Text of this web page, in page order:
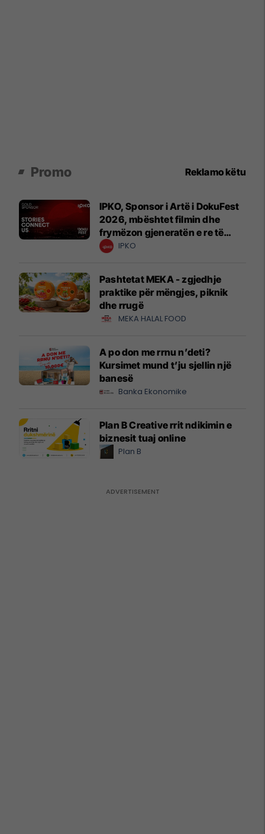
Promo Reklamo këtu
IPKO, Sponsor i Artë i DokuFest
2026, mbështet filmin dhe
frymëzon gjeneratën e re të
krijuesve
IPKO
Pashtetat MEKA - zgjedhje
praktike për mëngjes, piknik
dhe rrugë
MEKA HALAL FOOD
A po don me rrnu n’deti?
Kursimet mund t’ju sjellin një
banesë
Banka Ekonomike
Plan B Creative rrit ndikimin e
biznesit tuaj online
Plan B